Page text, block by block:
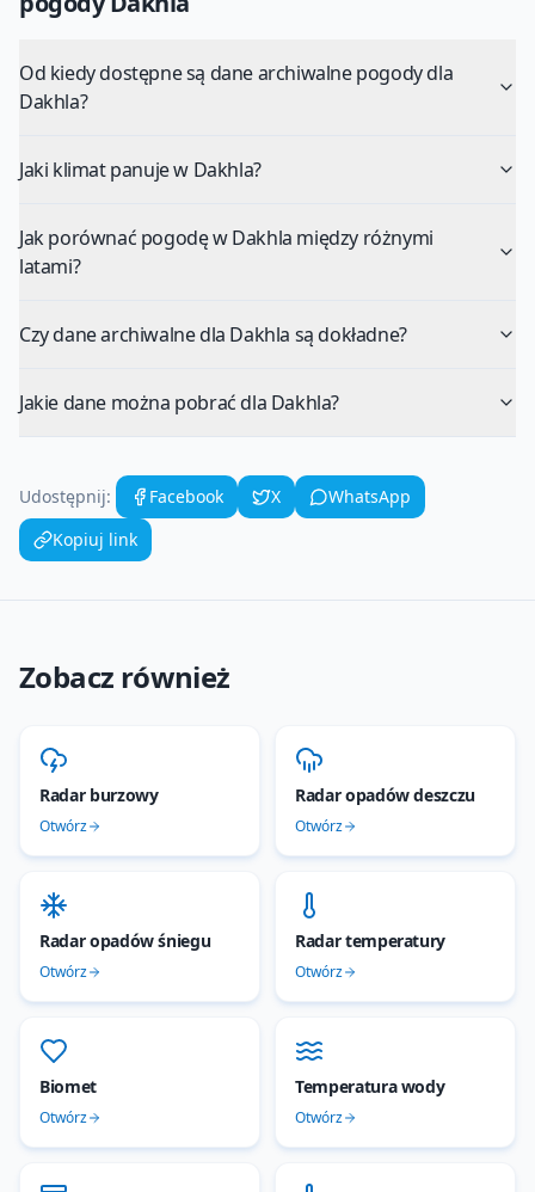
Od kiedy dostępne są dane archiwalne pogody dla
Dakhla?
Jaki klimat panuje w Dakhla?
Jak porównać pogodę w Dakhla między różnymi
latami?
Czy dane archiwalne dla Dakhla są dokładne?
Jakie dane można pobrać dla Dakhla?
Udostępnij: Facebook X
WhatsApp
Kopiuj link
Zobacz również
Radar burzowy
Otwórz
Radar opadów deszczu
Otwórz
Radar opadów śniegu
Otwórz
Radar temperatury
Otwórz
Biomet
Otwórz
Temperatura wody
Otwórz